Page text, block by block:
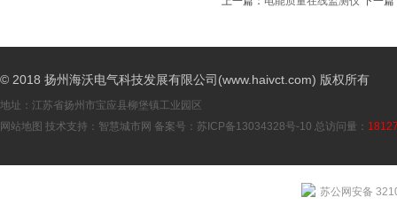
© 2018 扬州海沃电气科技发展有限公司(www.haivct.com) 版权所有
地址：江苏省扬州市宝应县柳堡镇工业园区
网站地图 技术支持： 智慧城市网 备案号： 苏ICP备13034328号-10 总访问量：
苏公网安备